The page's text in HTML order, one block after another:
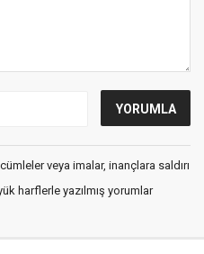
veya imalar, inançlara saldırı
harflerle yazılmış yorumlar